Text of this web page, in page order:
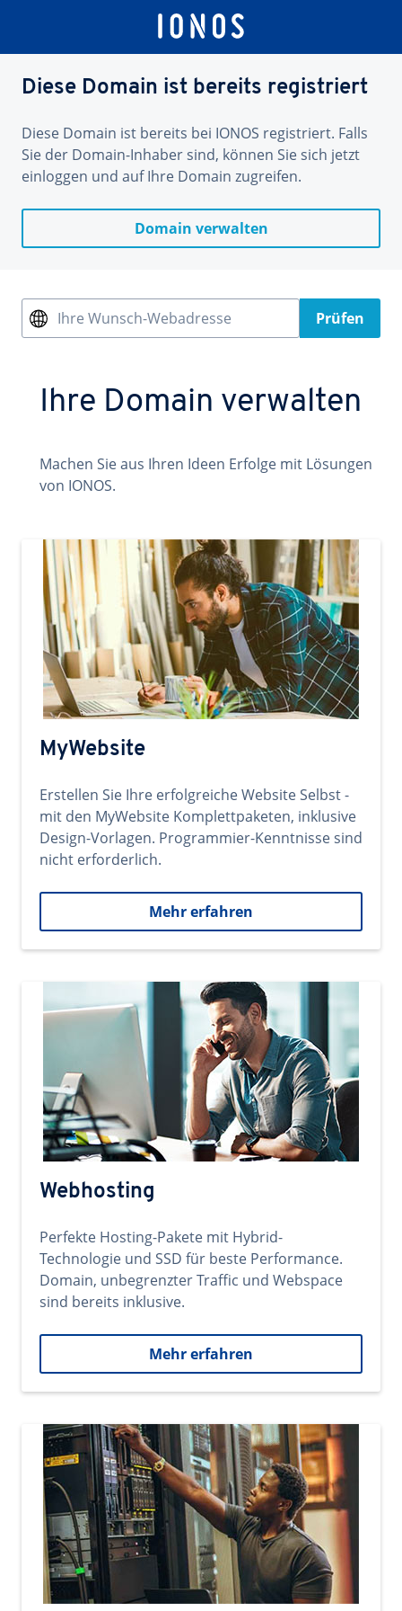
Diese Domain ist bereits registriert
Diese Domain ist bereits bei IONOS registriert. Falls
Sie der Domain-Inhaber sind, können Sie sich jetzt
einloggen und auf Ihre Domain zugreifen.
Domain verwalten
Ihre Wunsch-Webadresse Prüfen
Ihre Domain verwalten
Machen Sie aus Ihren Ideen Erfolge mit Lösungen
von IONOS.
MyWebsite
Erstellen Sie Ihre erfolgreiche Website Selbst -
mit den MyWebsite Komplettpaketen, inklusive
Design-Vorlagen. Programmier-Kenntnisse sind
nicht erforderlich.
Mehr erfahren
Webhosting
Perfekte Hosting-Pakete mit Hybrid-
Technologie und SSD für beste Performance.
Domain, unbegrenzter Traffic und Webspace
sind bereits inklusive.
Mehr erfahren